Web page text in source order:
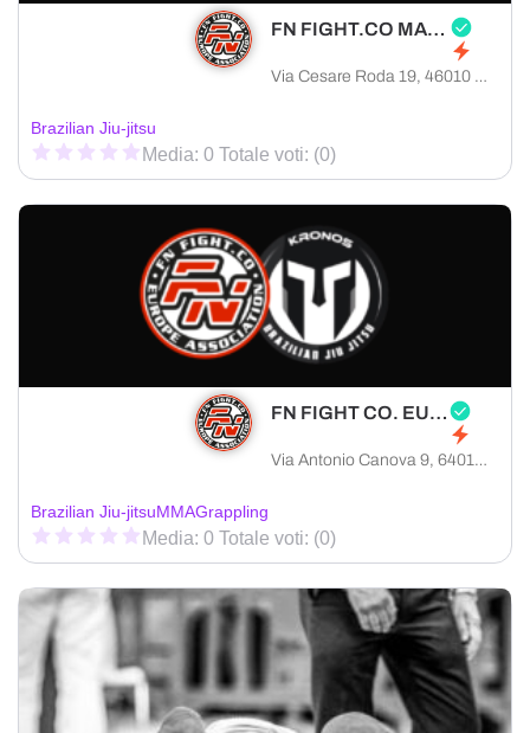
FN FIGHT.CO MANTOVA
Via Cesare Roda 19, 46010 Curtatone provincia di Mantova, Italia
Brazilian Jiu-jitsu
Media: 0 Totale voti: (0)
FN FIGHT CO. EUROPA
Via Antonio Canova 9, 64016 Sant'Egidio alla Vibrata provincia di Teramo, Italia
Brazilian Jiu-jitsuMMAGrappling
Media: 0 Totale voti: (0)